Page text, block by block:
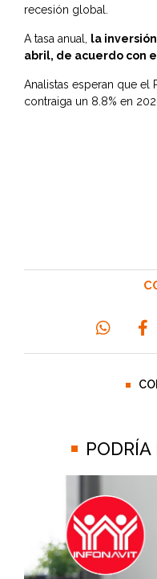
recesión global.
A tasa anual,
la
abril, de acuerdo con
Analistas esperan que el
contraiga un 8.8% en
PODRÍA